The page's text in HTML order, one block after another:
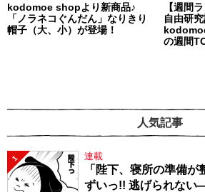
kodomoe shopより新商品♪
「ノラネコぐんだん」なりきり
帽子（大、小）が登場！
【週間
自由研
の週間
人気記事
1 連載
「陛下、寝所の準備
ずいっ!! 逃げられな